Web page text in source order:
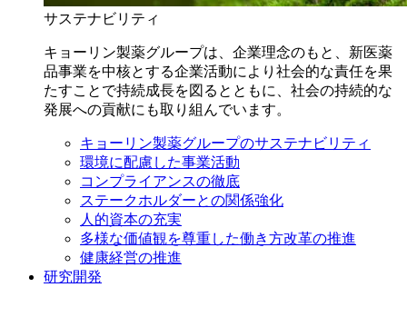
サステナビリティ
キョーリン製薬グループは、企業理念のもと、新医薬
品事業を中核とする企業活動により社会的な責任を果
たすことで持続成長を図るとともに、社会の持続的な
発展への貢献にも取り組んでいます。
キョーリン製薬グループのサステナビリティ
環境に配慮した事業活動
コンプライアンスの徹底
ステークホルダーとの関係強化
人的資本の充実
多様な価値観を尊重した働き方改革の推進
健康経営の推進
研究開発